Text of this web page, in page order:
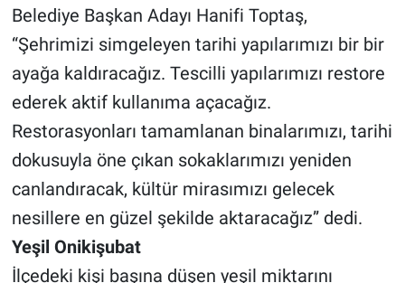
Belediye Başkan Adayı Hanifi Toptaş,
“Şehrimizi simgeleyen tarihi yapılarımızı bir bir
ayağa kaldıracağız. Tescilli yapılarımızı restore
ederek aktif kullanıma açacağız.
Restorasyonları tamamlanan binalarımızı, tarihi
dokusuyla öne çıkan sokaklarımızı yeniden
canlandıracak, kültür mirasımızı gelecek
nesillere en güzel şekilde aktaracağız” dedi.
Yeşil Onikişubat
İlçedeki kişi başına düşen yeşil miktarını